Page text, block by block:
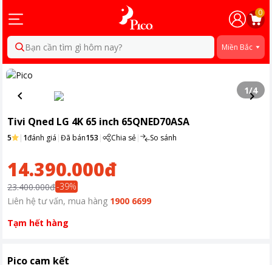
0
Bạn cần tìm gì hôm nay? Miền Bắc
1/4
Tivi Qned LG 4K 65 inch 65QNED70ASA
5 | 1đánh giá |Đã bán153 | Chia sẻ| So sánh
14.390.000đ
23.400.000đ-39%
Liên hệ tư vấn, mua hàng 1900 6699
Tạm hết hàng
Pico cam kết